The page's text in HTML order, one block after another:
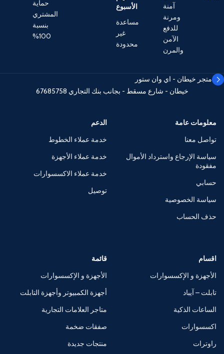
آمنة
ومرنة
للدفع
الآمن
والمرن
الأسبوع
مساعدة
غير
محدودة
حماية
المشتري
بنسبة
100%
متجر خيطان - اي وان ستور
خيطان - شارع مسقط - بجانب بنك التجاري 67685758
معلومات عامة
تواصل معنا
سياسة الإرجاع واسترداد الأموال
مفقودة
حسابي
سياسة الخصوصية
حذف الحساب
الدعم
خدمة عملاء الخطوط
خدمة عملاء الأجهزة
خدمة عملاء الاكسسوارات
توصيل
اقسام
الأجهزة و الإكسسوارات
تابلت – آيباد
الساعات الذكية
اكسسوارات
راوترات
قائمة
الأجهزة و الإكسسوارات
أجهزة الكمبيوتر وأجهزة التابلت
متاجر العلامات التجارية
صفقات ضخمة
منتجات جديدة